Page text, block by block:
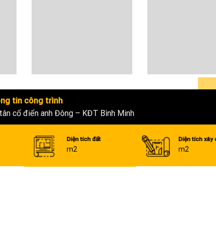
tin công trình
cổ điển anh Đông – KĐT Bình Minh
Diện tích đất
m2
Diện tích xây
m2